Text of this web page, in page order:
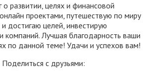
развитии, целях и финансовой
проектами, путешествую по миру
достигаю целей, инвестирую
компаний. Лучшая благодарность ваши
по данной теме! Удачи и успехов вам!
с друзьями: